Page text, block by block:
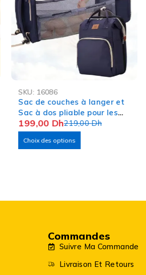
SKU: 16086
Sac de couches à langer et
Sac à dos pliable pour les
Bébés.
219,00Dh
199,00 Dh
Choix des options
Commandes
Suivre Ma Commande
Livraison Et Retours